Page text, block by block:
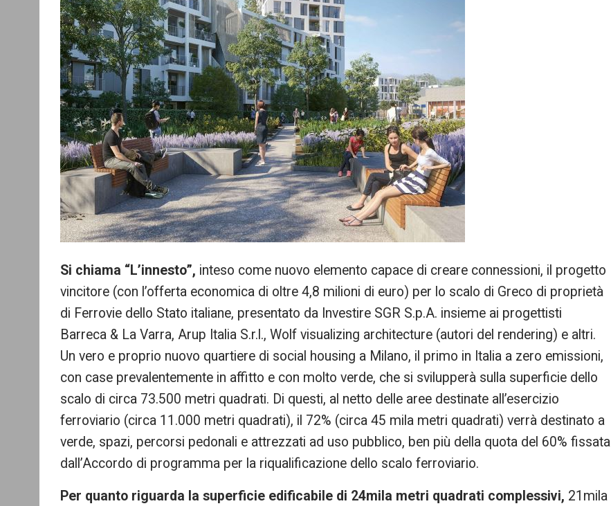
Si chiama “L’innesto”, inteso come nuovo elemento capace di creare connessioni, il progetto
vincitore (con l’offerta economica di oltre 4,8 milioni di euro) per lo scalo di Greco di proprietà
di Ferrovie dello Stato italiane, presentato da Investire SGR S.p.A. insieme ai progettisti
Barreca & La Varra, Arup Italia S.r.l., Wolf visualizing architecture (autori del rendering) e altri.
Un vero e proprio nuovo quartiere di social housing a Milano, il primo in Italia a zero emissioni,
con case prevalentemente in affitto e con molto verde, che si svilupperà sulla superficie dello
scalo di circa 73.500 metri quadrati. Di questi, al netto delle aree destinate all’esercizio
ferroviario (circa 11.000 metri quadrati), il 72% (circa 45 mila metri quadrati) verrà destinato a
verde, spazi, percorsi pedonali e attrezzati ad uso pubblico, ben più della quota del 60% fissata
dall’Accordo di programma per la riqualificazione dello scalo ferroviario.
Per quanto riguarda la superficie edificabile di 24mila metri quadrati complessivi, 21mila